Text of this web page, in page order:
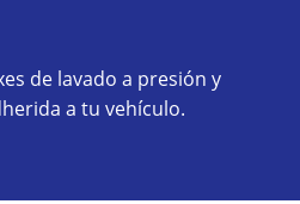
de lavado a presión y
a tu vehículo.